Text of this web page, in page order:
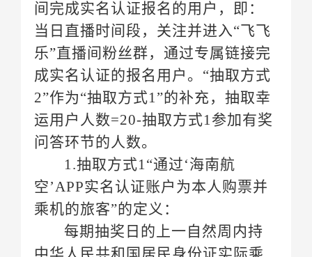
问答环节的人数。
乘机的旅客”的定义：